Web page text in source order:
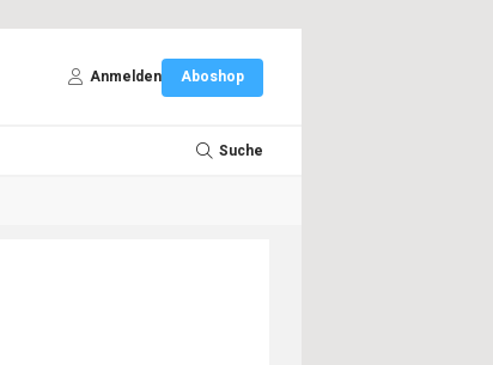
Anmelden Aboshop
Suche